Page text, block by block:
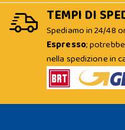
TEMPI DI
Spediamo in 24/48
Espresso;
nella spedizione in